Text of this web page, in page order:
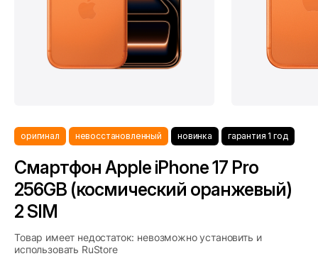
оригинал невосстановленный новинка гарантия 1 год
Смартфон Apple iPhone 17 Pro
256GB (космический оранжевый)
2 SIM
Товар имеет недостаток: невозможно установить и
использовать RuStore